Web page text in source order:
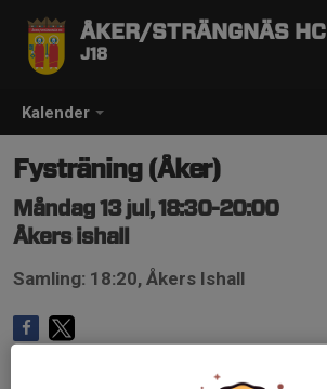
Kalender
ÅKER/STRÄNGNÄS HC
J18
Fysträning (Åker)
Måndag 13 jul, 18:30-20:00
Åkers ishall
Samling: 18:20, Åkers Ishall